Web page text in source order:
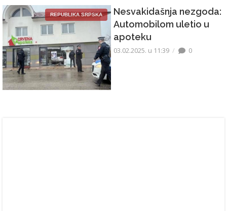
REPUBLIKA SRPSKA
Nesvakidašnja nezgoda:
Automobilom uletio u
apoteku
03.02.2025. u 11:39 0